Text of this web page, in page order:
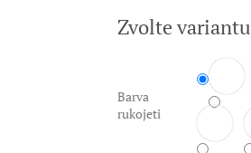
cena:
Zvolte variantu
Barva
rukojeti